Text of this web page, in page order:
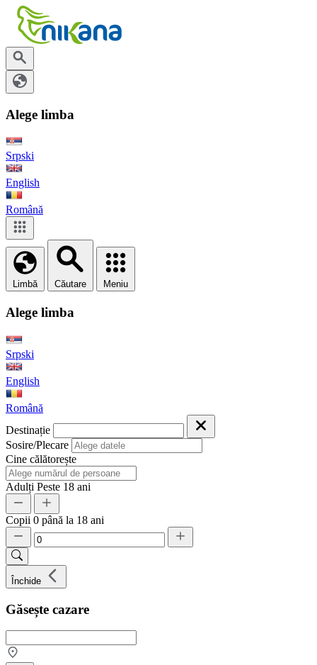
Alege limba
Srpski
English
Română
Limbă Căutare Meniu
Alege limba
Srpski
English
Română
Destinație
Sosire/Plecare
Cine călătorește
Adulți Peste 18 ani
Copii 0 până la 18 ani
Închide
Găsește cazare